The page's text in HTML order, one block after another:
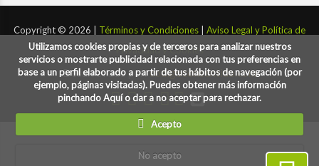
Utilizamos cookies propias y de terceros para analizar nuestros
servicios o mostrarte publicidad relacionada con tus preferencias en
base a un perfil elaborado a partir de tus hábitos de navegación (por
ejemplo, páginas visitadas). Puedes obtener más información
pinchando Aquí o dar a no aceptar para rechazar.
Acepto
No acepto
Copyright © 2026 | Términos y Condiciones
Aviso Legal y Política de
Privacidad y Cookies
Desarrollado por:codigoconsentido.com